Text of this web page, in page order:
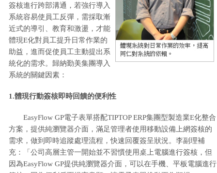
簽核進行跨部溝通，若強行導入
系統容易使員工反彈，需採取漸
近式的導引、教育和激盪，才能
體現E化對員工提升日常作業的
助益，進而促使員工主動提出系
統化的需求。歸納勤美集團導入
系統的關鍵因素：
1.體現行動簽核即時回饋的便利性
EasyFlow GP電子表單搭配TIPTOP ERP集團型製造業E化整合
方案，提供純瀏覽器介面，滿足管理者使用移動設備上網簽核的
需求，做到即時追蹤處理流程，快速回覆簽呈狀況。李副理補
充：「公司高層主管一開始並不習慣使用桌上電腦進行簽核，但
因為EasyFlow GP提供純瀏覽器介面，可以在手機、平板電腦進行